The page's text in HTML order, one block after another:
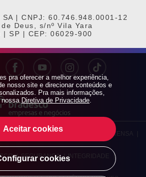
pra oferecer a melhor experiência,
nosso site e direcionar conteúdos e
Pra mais informações,
nossa Diretiva de Privacidade.
cookies
Aceitar cookies
SA | CNPJ: 60.746.948.0001-12
Deus, s/nº Vila Yara
| SP | CEP: 06029-900
EXPLICA | BRADESCO IMPRENSA
| SEGURANÇA | INTEGRIDADE |